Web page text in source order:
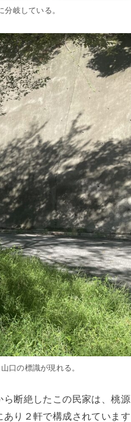
岐している。
口の標識が現れる。
断絶したこの民家は、桃源
り２軒で構成されています